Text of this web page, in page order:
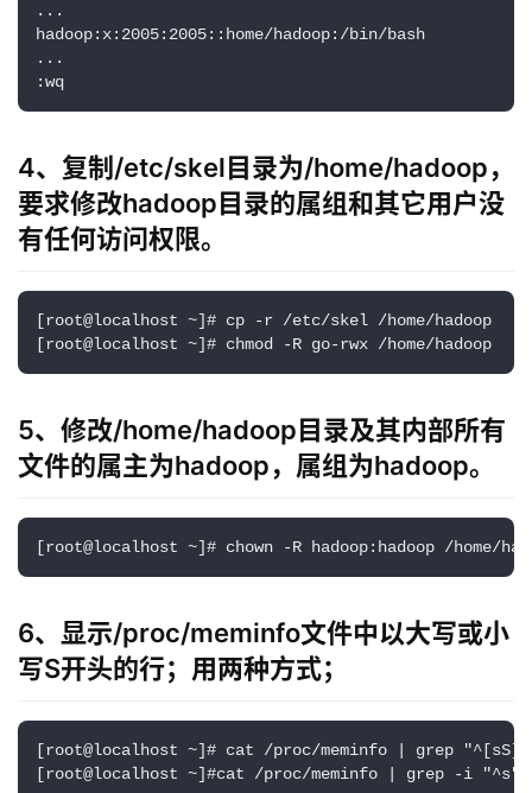
...
hadoop:x:2005:2005::home/hadoop:/bin/bash
...
:wq
4、复制/etc/skel目录为/home/hadoop，
要求修改hadoop目录的属组和其它用户没
有任何访问权限。
[root@localhost ~]# cp -r /etc/skel /home/hadoop
[root@localhost ~]# chmod -R go-rwx /home/hadoop
5、修改/home/hadoop目录及其内部所有
文件的属主为hadoop，属组为hadoop。
[root@localhost ~]# chown -R hadoop:hadoop /home/
6、显示/proc/meminfo文件中以大写或小
写S开头的行；用两种方式；
[root@localhost ~]# cat /proc/meminfo | grep "^[sS]"
[root@localhost ~]#cat /proc/meminfo | grep -i "^s"